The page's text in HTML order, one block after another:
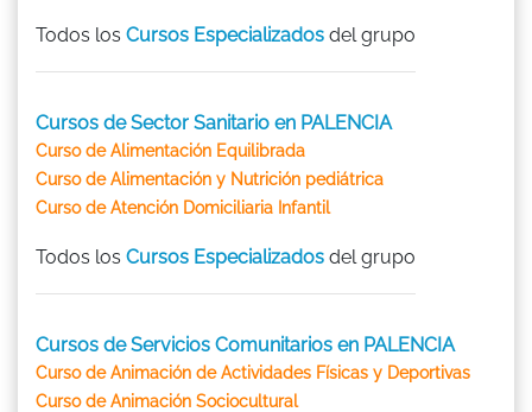
Todos los Cursos Especializados del grupo
Cursos de Sector Sanitario en PALENCIA
Curso de Alimentación Equilibrada
Curso de Alimentación y Nutrición pediátrica
Curso de Atención Domiciliaria Infantil
Todos los Cursos Especializados del grupo
Cursos de Servicios Comunitarios en PALENCIA
Curso de Animación de Actividades Físicas y Deportivas
Curso de Animación Sociocultural